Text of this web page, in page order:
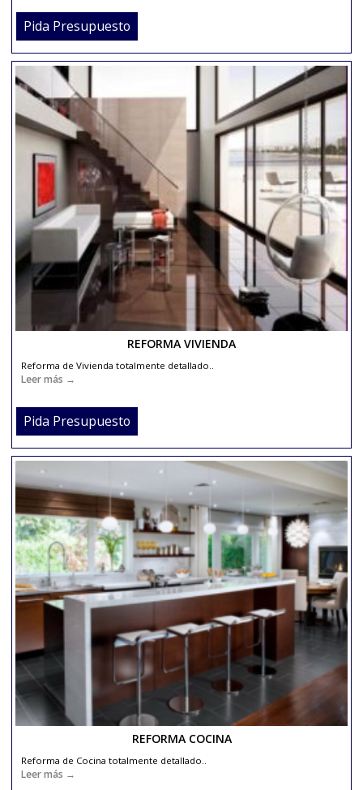
Reforma de Baño totalmente detallado..
Leer más →
Pida Presupuesto
REFORMA VIVIENDA
Reforma de Vivienda totalmente detallado..
Leer más →
Pida Presupuesto